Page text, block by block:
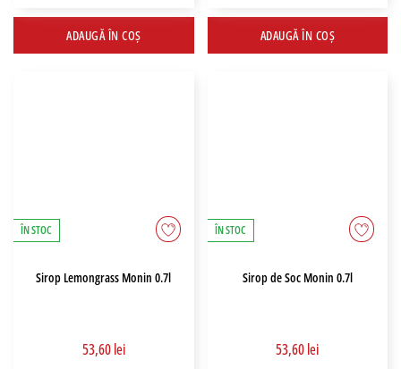
ADAUGĂ ÎN COȘ ADAUGĂ ÎN COȘ
ÎN STOC
Sirop Lemongrass Monin 0.7l
53,60 lei
ÎN STOC
Sirop de Soc Monin 0.7l
53,60 lei